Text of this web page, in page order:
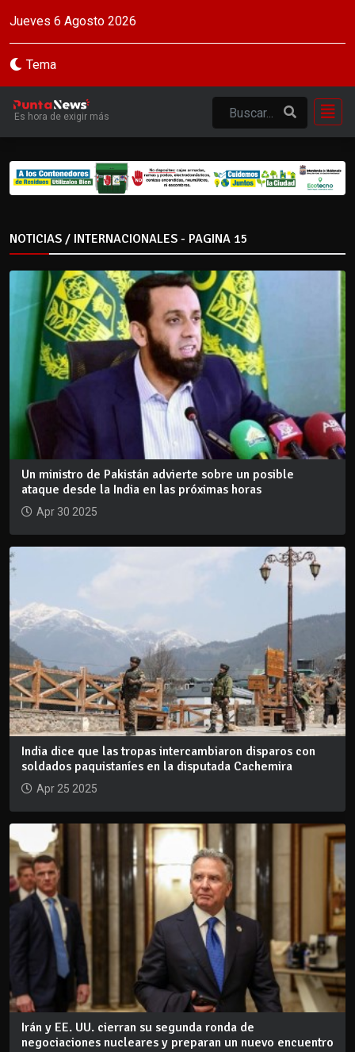
Jueves 6 Agosto 2026
Tema
Es hora de exigir más
NOTICIAS / INTERNACIONALES - PAGINA 15
Un ministro de Pakistán advierte sobre un posible
ataque desde la India en las próximas horas
Apr 30 2025
India dice que las tropas intercambiaron disparos con
soldados paquistaníes en la disputada Cachemira
Apr 25 2025
Irán y EE. UU. cierran su segunda ronda de
negociaciones nucleares y preparan un nuevo encuentro